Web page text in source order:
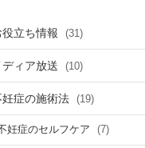
役立ち情報 (31)
ディア放送 (10)
妊症の施術法 (19)
妊症のセルフケア (7)